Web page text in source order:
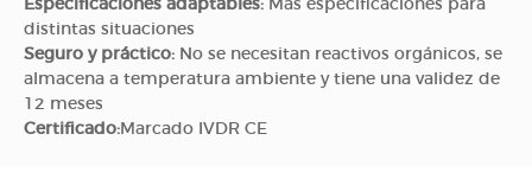
Especificaciones adaptables: Más especificaciones para
distintas situaciones
Seguro y práctico: No se necesitan reactivos orgánicos, se
almacena a temperatura ambiente y tiene una validez de
12 meses
Certificado: Marcado IVDR CE